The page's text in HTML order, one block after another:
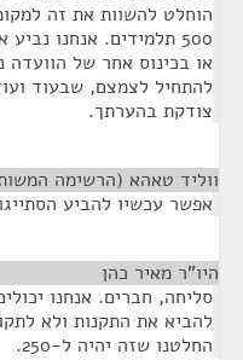
הוחלט להשוות את זה
500 תלמידים. אנחנו
או בכינוס אחר של
להתחיל לצמצם, שבעוד
צודקת בהערתך.
ווליד טאהא (הרשימה
אפשר עכשיו להביע
היו"ר מאיר כהן
סליחה, חברים. אנחנו
להביא את התקנות ולא
החלטנו שזה יהיה ל-250.